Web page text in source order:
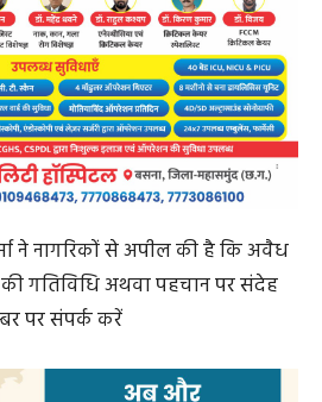
सरकार ने प्रदेश में आंतरिक
बनाने तथा अवैध रूप से रह रहे
पहचान हेतु उपमुख्यमंत्री एवं गृह मंत्री
पुलिस विभाग द्वारा टोल फ्री
1905 जारी किया गया है, जो 24 घंटे
सक्रिय रहेगा। इस हेल्पलाइन के माध्यम
उनकी गतिविधियों के संबंध में सूचना
सकता है। सूचना देने वाले व्यक्ति की
जाएगी, ताकि लोग बिना किसी
कर सकें।